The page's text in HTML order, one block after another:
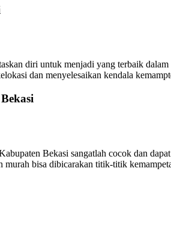
diri untuk menjadi yang terbaik dalam
dan menyelesaikan kendala
Bekasi sangatlah cocok dan
murah bisa dibicarakan titik-titik